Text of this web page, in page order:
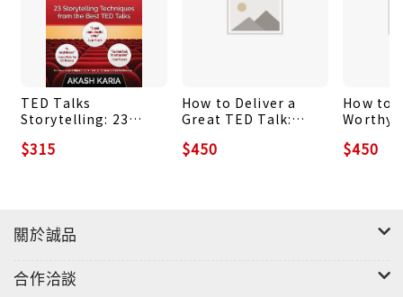
TED Talks
Storytelling: 23
Techniques from the
$315
How to Deliver a
Great TED Talk:
Secrets of the
$450
How to
Worthy
Edition):
$450
關於誠品
合作洽談